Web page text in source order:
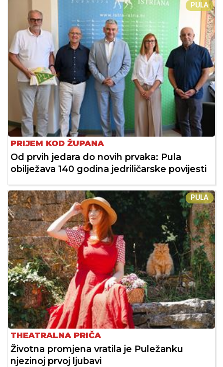
PULA
PRIJEM KOD ŽUPANA
Od prvih jedara do novih prvaka: Pula
obilježava 140 godina jedriličarske povijesti
PULA
THEATRALNA PRIČA
Životna promjena vratila je Puležanku
njezinoj prvoj ljubavi